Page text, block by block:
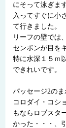
にそって泳ぎま
入ってすぐに小
て行きました。
リーフの壁では
センボンが目を
特に水深１５ｍ
できれいです。
パッセージ2の
コロダイ・コシ
もならロブスタ
かった・・・、